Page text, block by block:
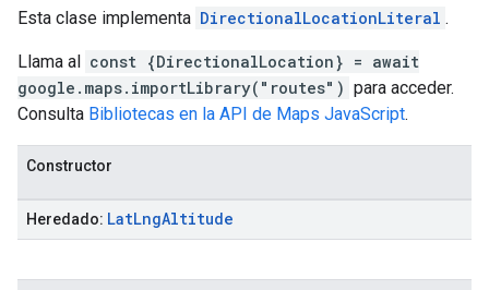
Esta clase implementa DirectionalLocationLiteral .
Llama al const {DirectionalLocation} = await
google.maps.importLibrary("routes") para acceder.
Consulta Bibliotecas en la API de Maps JavaScript.
Constructor
Heredado: LatLngAltitude